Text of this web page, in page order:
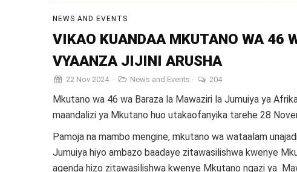
NEWS AND EVENTS
VIKAO KUANDAA MKUTANO WA 46
VYAANZA JIJINI ARUSHA
22 Nov 2024 - News and Events - 204
Mkutano wa 46 wa Baraza la Mawaziri la Jumuiya ya
maandalizi ya Mkutano huo utakaofanyika tarehe 28
Pamoja na mambo mengine, mkutano wa wataalam
Jumuiya hiyo ambazo baadaye zitawasilishwa kwenye
agenda hizo zitawasilishwa kwenye Mkutano ngazi ya